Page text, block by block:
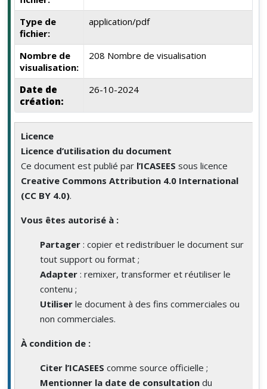
Type de
fichier:
application/pdf
Nombre de
visualisation:
208 Nombre de visualisation
Date de
création:
26-10-2024
Licence
Licence d’utilisation du document
Ce document est publié par l’ICASEES sous licence
Creative Commons Attribution 4.0 International
(CC BY 4.0).
Vous êtes autorisé à :
Partager : copier et redistribuer le document sur
tout support ou format ;
Adapter : remixer, transformer et réutiliser le
contenu ;
Utiliser le document à des fins commerciales ou
non commerciales.
À condition de :
Citer l’ICASEES comme source officielle ;
Mentionner la date de consultation du